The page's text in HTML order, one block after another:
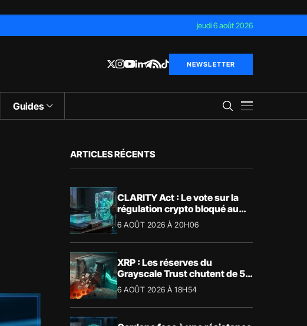
jeudi 6 août 2026
NEWSLETTER
Guides
ARTICLES RÉCENTS
CLARITY Act : Le vote sur la
régulation crypto bloqué au
Sénat américain
6 AOÛT 2026 À 20H06
XRP : Les réserves du
Grayscale Trust chutent de 55
% suite aux rachats
6 AOÛT 2026 À 18H54